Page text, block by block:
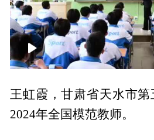
00:00
王虹霞，甘肃省天水市第
2024年全国模范教师。